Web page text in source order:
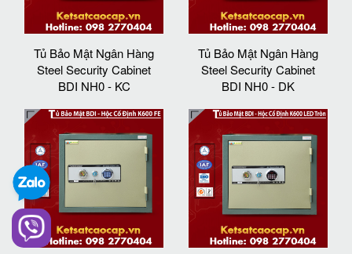
Tủ Bảo Mật Ngân Hàng
Steel Security Cabinet
BDI NH0 - KC
Tủ Bảo Mật Ngân Hàng
Steel Security Cabinet
BDI NH0 - DK